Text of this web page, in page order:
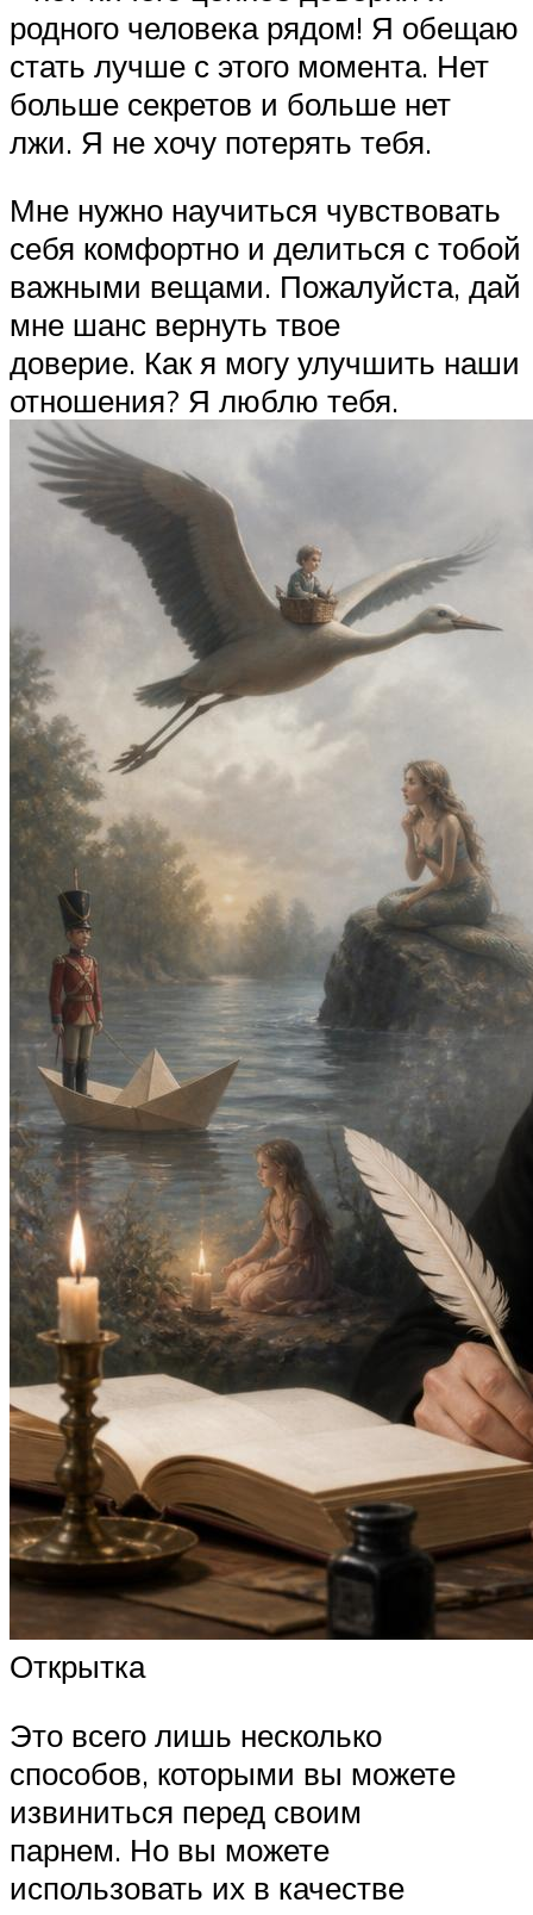
родного человека рядом! Я обещаю
стать лучше с этого момента. Нет
больше секретов и больше нет
лжи. Я не хочу потерять тебя.
Мне нужно научиться чувствовать
себя комфортно и делиться с тобой
важными вещами. Пожалуйста, дай
мне шанс вернуть твое
доверие. Как я могу улучшить наши
отношения? Я люблю тебя.
Открытка
Это всего лишь несколько
способов, которыми вы можете
извиниться перед своим
парнем. Но вы можете
использовать их в качестве